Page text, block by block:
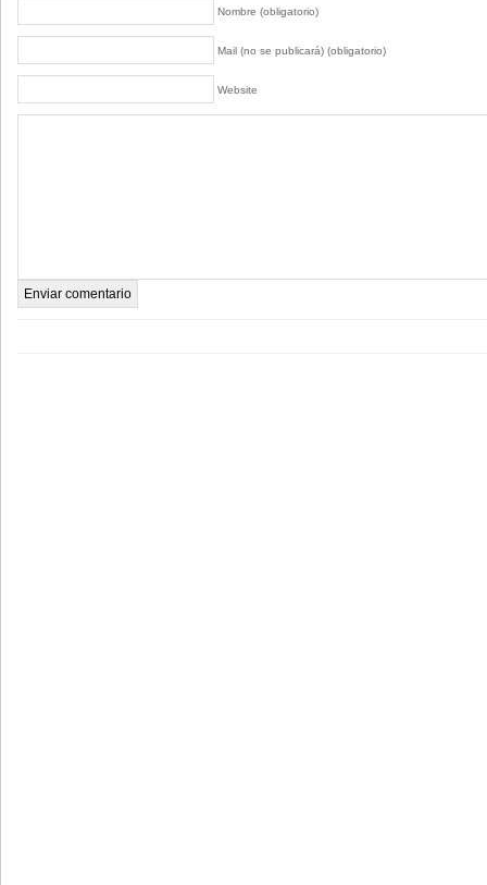
Nombre (obligatorio)
Mail (no se publicará) (obligatorio)
Website